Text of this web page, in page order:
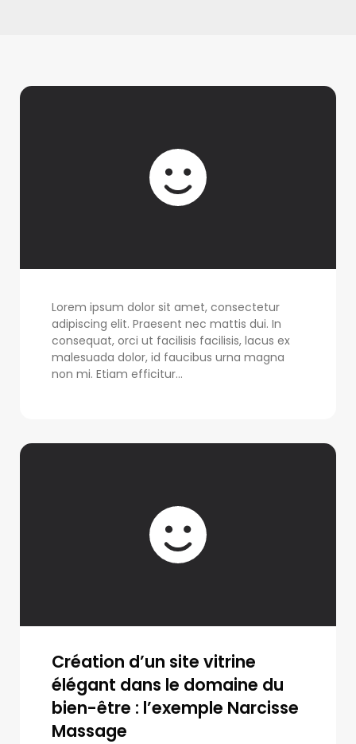
Lorem ipsum dolor sit amet, consectetur
adipiscing elit. Praesent nec mattis dui. In
consequat, orci ut facilisis facilisis, lacus ex
malesuada dolor, id faucibus urna magna
non mi. Etiam efficitur...
Création d’un site vitrine
élégant dans le domaine du
bien-être : l’exemple Narcisse
Massage